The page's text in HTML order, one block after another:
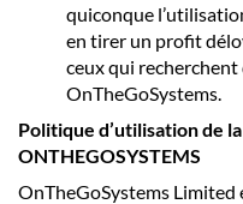
quiconque
en tirer un profit
ceux qui
OnTheGoSystems.
Politique d’utilisation de
ONTHEGOSYSTEMS
OnTheGoSystems Limited